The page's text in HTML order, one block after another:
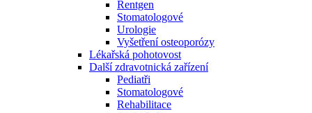
Rentgen
Stomatologové
Urologie
Vyšetření osteoporózy
Lékařská pohotovost
Další zdravotnická zařízení
Pediatři
Stomatologové
Rehabilitace